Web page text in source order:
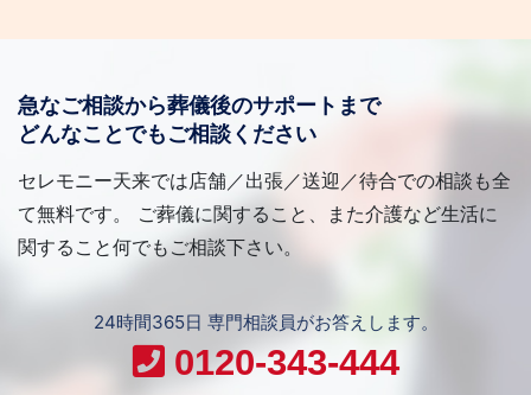
急なご相談から葬儀後のサポートまで
どんなことでもご相談ください
セレモニー天来では店舗／出張／送迎／待合での相談も全
て無料です。 ご葬儀に関すること、また介護など生活に
関すること何でもご相談下さい。
24時間365日 専門相談員がお答えします。
0120-343-444